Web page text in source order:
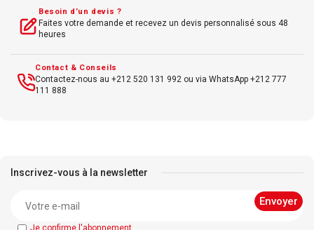
Idéal pour bureaux et salles
Besoin d’un devis ?
Faites votre demande et recevez un devis personnalisé sous 48
heures
Contact & Conseils
Contactez-nous au +212 520 131 992 ou via WhatsApp +212 777
111 888
Inscrivez-vous à la newsletter